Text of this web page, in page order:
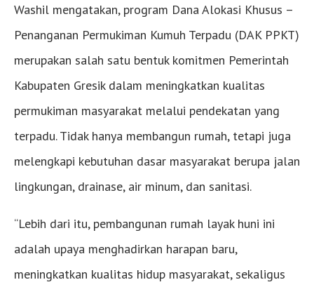
Washil mengatakan, program Dana Alokasi Khusus –
Penanganan Permukiman Kumuh Terpadu (DAK PPKT)
merupakan salah satu bentuk komitmen Pemerintah
Kabupaten Gresik dalam meningkatkan kualitas
permukiman masyarakat melalui pendekatan yang
terpadu. Tidak hanya membangun rumah, tetapi juga
melengkapi kebutuhan dasar masyarakat berupa jalan
lingkungan, drainase, air minum, dan sanitasi.
“Lebih dari itu, pembangunan rumah layak huni ini
adalah upaya menghadirkan harapan baru,
meningkatkan kualitas hidup masyarakat, sekaligus